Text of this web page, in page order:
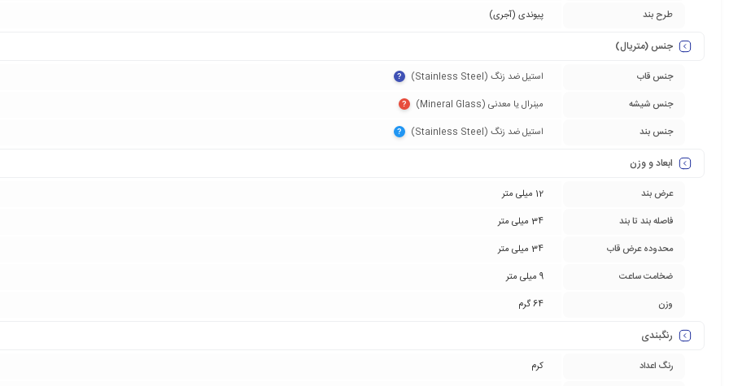
طرح بند پیوندی (آجری)
جنس (متریال)
جنس قاب استیل ضد زنگ (Stainless Steel)‏ ?
جنس شیشه مینرال یا معدنی (Mineral Glass)‏ ?
جنس بند استیل ضد زنگ (Stainless Steel)‏ ?
ابعاد و وزن
عرض بند
12 میلی متر
فاصله بند تا بند
34 میلی متر
محدوده عرض قاب
34 میلی متر
ضخامت ساعت
9 میلی متر
وزن
64 گرم
رنگبندی
رنگ اعداد
کرم